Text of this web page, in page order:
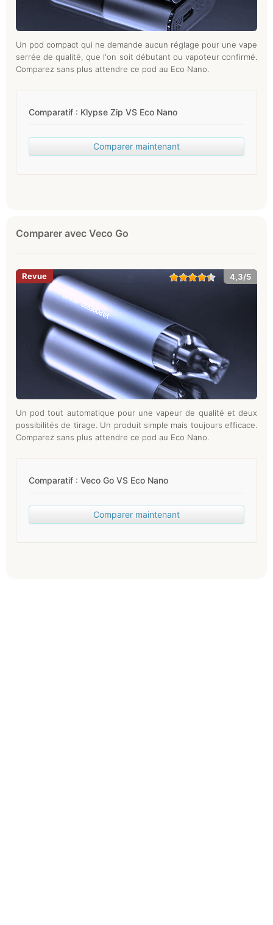
Un pod compact qui ne demande aucun réglage pour une vape
serrée de qualité, que l'on soit débutant ou vapoteur confirmé.
Comparez sans plus attendre ce pod au Eco Nano.
Comparatif : Klypse Zip VS Eco Nano
Comparer maintenant
Comparer avec Veco Go
4,3/5
Un pod tout automatique pour une vapeur de qualité et deux
possibilités de tirage. Un produit simple mais toujours efficace.
Comparez sans plus attendre ce pod au Eco Nano.
Comparatif : Veco Go VS Eco Nano
Comparer maintenant